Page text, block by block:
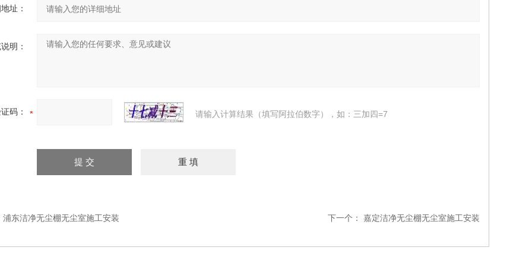
址：
明：
码： 请输入计算结果（填写阿拉伯数字），如：三加四=7
浦东洁净无尘棚无尘室施工安装 下一个： 嘉定洁净无尘棚无尘室施工安装